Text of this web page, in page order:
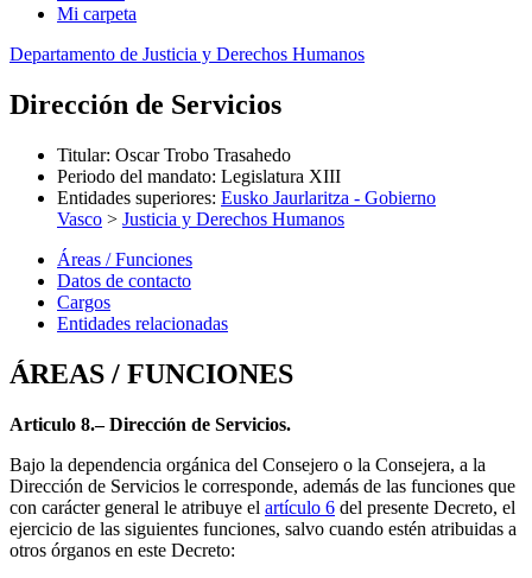
Mi carpeta
Departamento de Justicia y Derechos Humanos
Dirección de Servicios
Titular: Oscar Trobo Trasahedo
Periodo del mandato: Legislatura XIII
Entidades superiores: Eusko Jaurlaritza - Gobierno
Vasco > Justicia y Derechos Humanos
Áreas / Funciones
Datos de contacto
Cargos
Entidades relacionadas
ÁREAS / FUNCIONES
Articulo 8.– Dirección de Servicios.
Bajo la dependencia orgánica del Consejero o la Consejera, a la
Dirección de Servicios le corresponde, además de las funciones que
con carácter general le atribuye el artículo 6 del presente Decreto, el
ejercicio de las siguientes funciones, salvo cuando estén atribuidas a
otros órganos en este Decreto: